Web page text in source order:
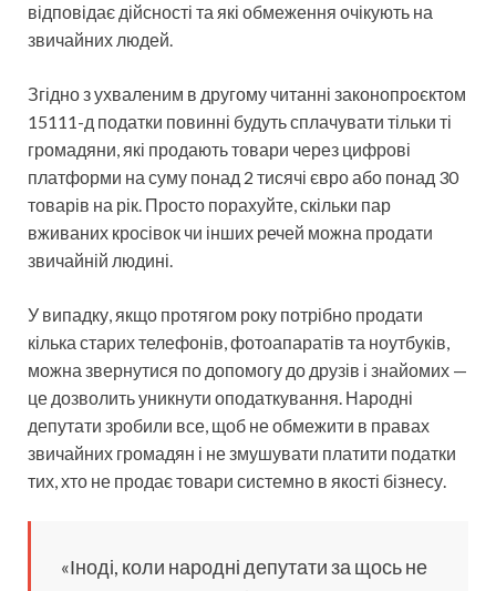
відповідає дійсності та які обмеження очікують на
звичайних людей.
Згідно з ухваленим в другому читанні законопроєктом
15111-д податки повинні будуть сплачувати тільки ті
громадяни, які продають товари через цифрові
платформи на суму понад 2 тисячі євро або понад 30
товарів на рік. Просто порахуйте, скільки пар
вживаних кросівок чи інших речей можна продати
звичайній людині.
У випадку, якщо протягом року потрібно продати
кілька старих телефонів, фотоапаратів та ноутбуків,
можна звернутися по допомогу до друзів і знайомих —
це дозволить уникнути оподаткування. Народні
депутати зробили все, щоб не обмежити в правах
звичайних громадян і не змушувати платити податки
тих, хто не продає товари системно в якості бізнесу.
«Іноді, коли народні депутати за щось не